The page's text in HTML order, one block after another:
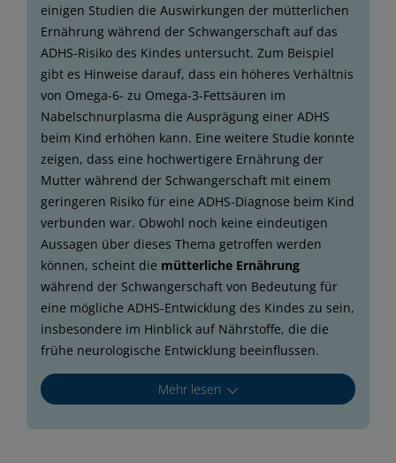
einigen Studien die Auswirkungen der mütterlichen
Ernährung während der Schwangerschaft auf das
ADHS-Risiko des Kindes untersucht. Zum Beispiel
gibt es Hinweise darauf, dass ein höheres Verhältnis
von Omega-6- zu Omega-3-Fettsäuren im
Nabelschnurplasma die Ausprägung einer ADHS
beim Kind erhöhen kann. Eine weitere Studie konnte
zeigen, dass eine hochwertigere Ernährung der
Mutter während der Schwangerschaft mit einem
geringeren Risiko für eine ADHS-Diagnose beim Kind
verbunden war. Obwohl noch keine eindeutigen
Aussagen über dieses Thema getroffen werden
können, scheint die mütterliche Ernährung
während der Schwangerschaft von Bedeutung für
eine mögliche ADHS-Entwicklung des Kindes zu sein,
insbesondere im Hinblick auf Nährstoffe, die die
frühe neurologische Entwicklung beeinflussen.
Mehr lesen